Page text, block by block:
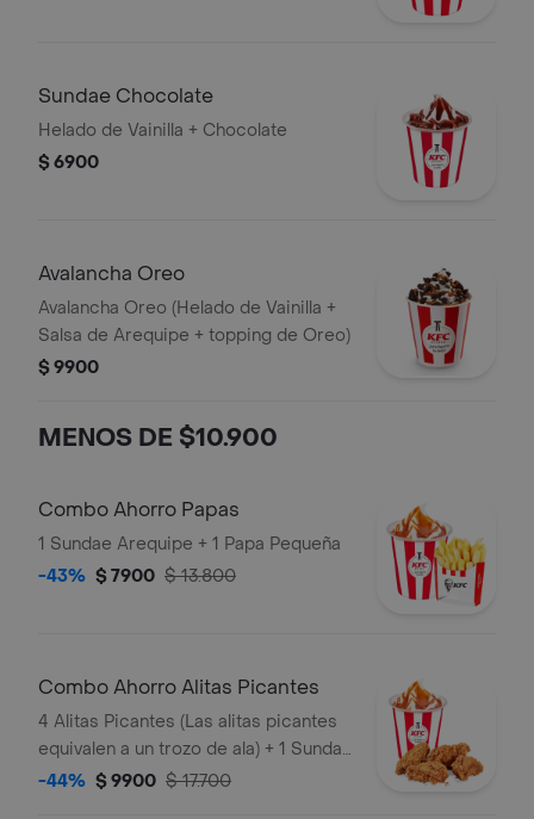
Sundae Chocolate
Helado de Vainilla + Chocolate
$ 6900
Avalancha Oreo
Avalancha Oreo (Helado de Vainilla +
Salsa de Arequipe + topping de Oreo)
$ 9900
MENOS DE $10.900
Combo Ahorro Papas
1 Sundae Arequipe + 1 Papa Pequeña
-43% $ 7900 $ 13.800
Combo Ahorro Alitas Picantes
4 Alitas Picantes (Las alitas picantes
equivalen a un trozo de ala) + 1 Sundae
de Arequipe
-44% $ 9900 $ 17.700